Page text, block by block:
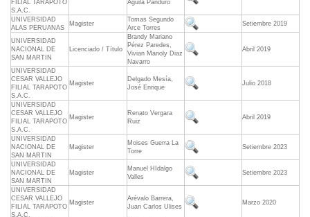
FILIAL TARAPOTO
S.A.C.
Águila Panduro
UNIVERSIDAD
ALAS PERUANAS
Magister
Tomas Segundo
Arce Torres
Setiembre 2019
UNIVERSIDAD
NACIONAL DE
SAN MARTIN
Licenciado / Título
Brandy Mariano
Pérez Paredes,
Vivian Manoly Diaz
Navarro
Abril 2019
UNIVERSIDAD
CESAR VALLEJO
FILIAL TARAPOTO
S.A.C.
Magister
Delgado Mesía,
José Enrique
Julio 2018
UNIVERSIDAD
CESAR VALLEJO
FILIAL TARAPOTO
S.A.C.
Magister
Renato Vergara
Ruiz
Abril 2019
UNIVERSIDAD
NACIONAL DE
SAN MARTIN
Magister
Moises Guerra La
Torre
Setiembre 2023
UNIVERSIDAD
NACIONAL DE
SAN MARTIN
Magister
Manuel HIdalgo
Valles
Setiembre 2023
UNIVERSIDAD
CESAR VALLEJO
FILIAL TARAPOTO
S.A.C.
Magister
Arévalo Barrera,
Juan Carlos Ulises
Marzo 2020